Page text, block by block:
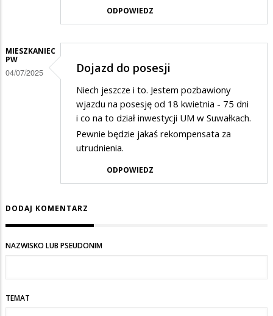
ODPOWIEDZ
MIESZKANIEC
PW
04/07/2025 Dojazd do posesji
Niech jeszcze i to. Jestem pozbawiony
wjazdu na posesję od 18 kwietnia - 75 dni
i co na to dział inwestycji UM w Suwałkach.
Pewnie będzie jakaś rekompensata za
utrudnienia.
ODPOWIEDZ
DODAJ KOMENTARZ
NAZWISKO LUB PSEUDONIM
TEMAT